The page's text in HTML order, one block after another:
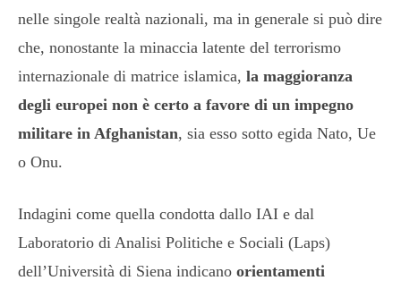
nelle singole realtà nazionali, ma in generale si può dire
che, nonostante la minaccia latente del terrorismo
internazionale di matrice islamica, la maggioranza
degli europei non è certo a favore di un impegno
militare in Afghanistan, sia esso sotto egida Nato, Ue
o Onu.
Indagini come quella condotta dallo IAI e dal
Laboratorio di Analisi Politiche e Sociali (Laps)
dell’Università di Siena indicano orientamenti